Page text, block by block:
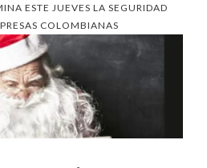
ESTE JUEVES LA SEGURIDAD
COLOMBIANAS